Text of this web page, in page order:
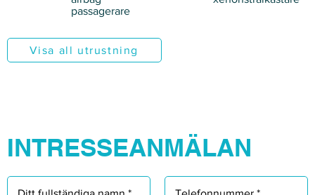
passagerare
Visa all utrustning
INTRESSEANMÄLAN